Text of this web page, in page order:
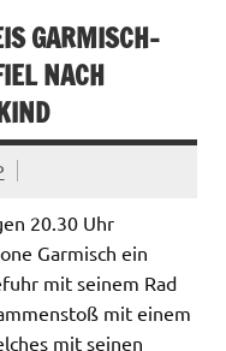
GARMISCH-
NACH
20.30 Uhr
Garmisch ein
mit seinem Rad
mit einem
mit seinen